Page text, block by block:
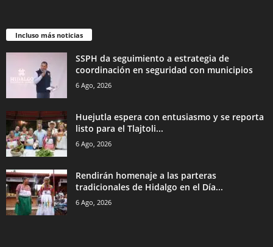
Incluso más noticias
SSPH da seguimiento a estrategia de
coordinación en seguridad con municipios
6 Ago, 2026
Huejutla espera con entusiasmo y se reporta
listo para el Tlajtoli...
6 Ago, 2026
Rendirán homenaje a las parteras
tradicionales de Hidalgo en el Día...
6 Ago, 2026